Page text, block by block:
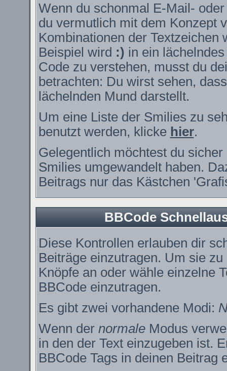
Wenn du schonmal E-Mail-
du vermutlich mit dem Konzept
Kombinationen der
Beispiel wird :) in ein
Code zu verstehen, musst du
betrachten: Du wirst sehen,
lächelnden Mund darstellt.
Um eine Liste der Smilies zu
benutzt werden, klicke hier.
Gelegentlich möchtest du
Smilies umgewandelt haben.
Beitrags nur das Kästchen
BBCode
Diese Kontrollen erlauben dir
Beiträge einzutragen. Um sie
Knöpfe an oder wähle einzelne
BBCode einzutragen.
Es gibt zwei vorhandene Modi:
Wenn der normaleModus
in den der Text einzugeben ist.
BBCode Tags in deinen Beitrag